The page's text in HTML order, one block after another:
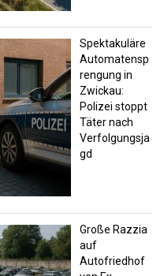
Spektakuläre
Automatensp
rengung in
Zwickau:
Polizei stoppt
Täter nach
Verfolgungsja
gd
Große Razzia
auf
Autofriedhof